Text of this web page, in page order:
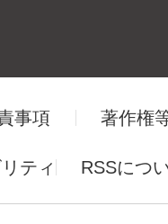
事項 著作権
ティ RSSにつ